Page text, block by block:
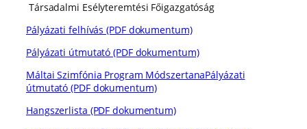
Társadalmi Esélyteremtési Főigazgatóság
Pályázati felhívás (PDF dokumentum)
Pályázati útmutató (PDF dokumentum)
Máltai Szimfónia Program MódszertanaPályázati
útmutató (PDF dokumentum)
Hangszerlista (PDF dokumentum)